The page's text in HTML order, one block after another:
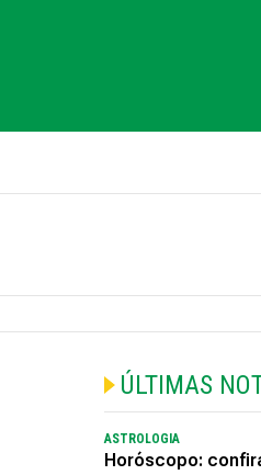
ÚLTIMAS
ASTROLOGIA
Horóscopo: